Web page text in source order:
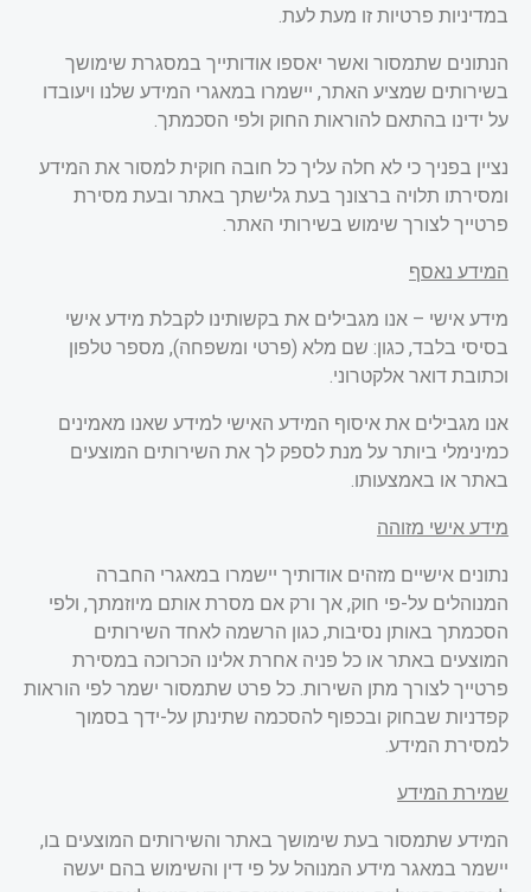
במדיניות פרטיות זו מעת לעת.
הנתונים שתמסור ואשר יאספו אודותייך במסגרת שימושך
בשירותים שמציע האתר, יישמרו במאגרי המידע שלנו ויעובדו
על ידינו בהתאם להוראות החוק ולפי הסכמתך.
נציין בפניך כי לא חלה עליך כל חובה חוקית למסור את המידע
ומסירתו תלויה ברצונך בעת גלישתך באתר ובעת מסירת
פרטייך לצורך שימוש בשירותי האתר.
המידע נאסף
מידע אישי – אנו מגבילים את בקשותינו לקבלת מידע אישי
בסיסי בלבד, כגון: שם מלא (פרטי ומשפחה), מספר טלפון
וכתובת דואר אלקטרוני.
אנו מגבילים את איסוף המידע האישי למידע שאנו מאמינים
כמינימלי ביותר על מנת לספק לך את השירותים המוצעים
באתר או באמצעותו.
מידע אישי מזוהה
נתונים אישיים מזהים אודותיך יישמרו במאגרי החברה
המנוהלים על-פי חוק, אך ורק אם מסרת אותם מיוזמתך, ולפי
הסכמתך באותן נסיבות, כגון הרשמה לאחד השירותים
המוצעים באתר או כל פניה אחרת אלינו הכרוכה במסירת
פרטייך לצורך מתן השירות. כל פרט שתמסור ישמר לפי הוראות
קפדניות שבחוק ובכפוף להסכמה שתינתן על-ידך בסמוך
למסירת המידע.
שמירת המידע
המידע שתמסור בעת שימושך באתר והשירותים המוצעים בו,
יישמר במאגר מידע המנוהל על פי דין והשימוש בהם יעשה